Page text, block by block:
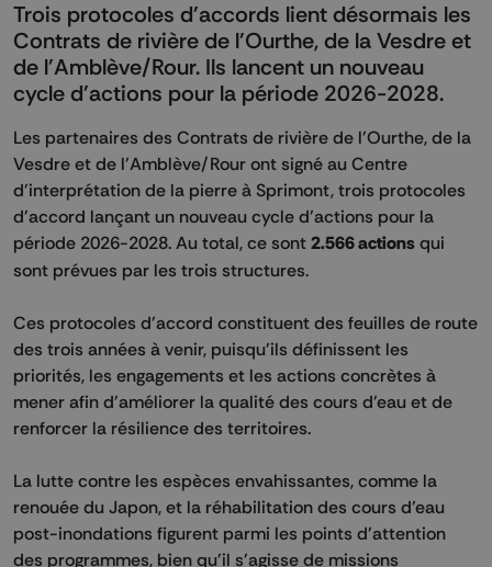
Trois protocoles d'accords lient désormais les
Contrats de rivière de l'Ourthe, de la Vesdre et
de l'Amblève/Rour. Ils lancent un nouveau
cycle d'actions pour la période 2026-2028.
Les partenaires des Contrats de rivière de l'Ourthe, de la
Vesdre et de l'Amblève/Rour ont signé au Centre
d'interprétation de la pierre à Sprimont, trois protocoles
d'accord lançant un nouveau cycle d'actions pour la
période 2026-2028. Au total, ce sont 2.566 actions qui
sont prévues par les trois structures.
Ces protocoles d'accord constituent des feuilles de route
des trois années à venir, puisqu'ils définissent les
priorités, les engagements et les actions concrètes à
mener afin d'améliorer la qualité des cours d'eau et de
renforcer la résilience des territoires.
La lutte contre les espèces envahissantes, comme la
renouée du Japon, et la réhabilitation des cours d'eau
post-inondations figurent parmi les points d'attention
des programmes, bien qu'il s'agisse de missions